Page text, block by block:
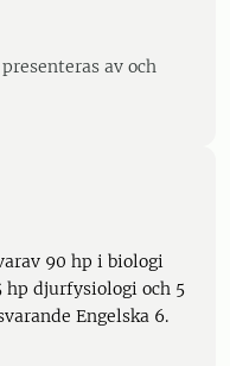
av och
90 hp i biologi
hp djurfysiologi och 5
Engelska 6.